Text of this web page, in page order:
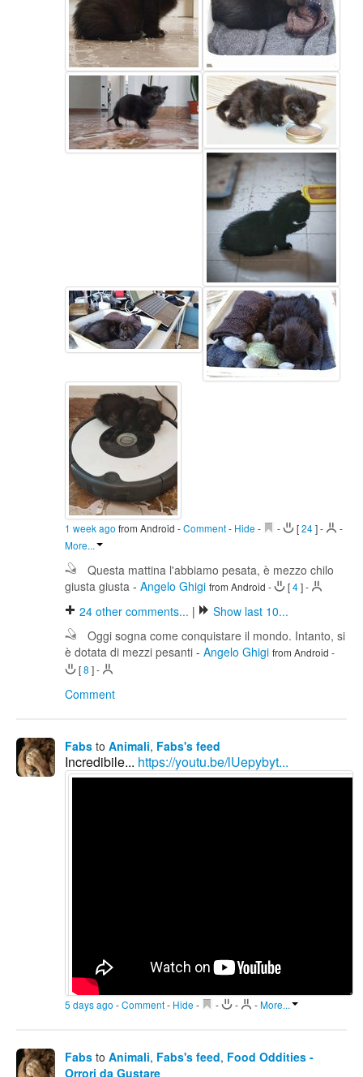
1 week ago from Android -Comment- Hide - - [24]-
-
More...
Questa mattina l'abbiamo pesata, è mezzo chilo
giusta giusta - Angelo Ghigi from Android - [4]-
24 other comments... |
Show last 10...
Oggi sogna come conquistare il mondo. Intanto, si
è dotata di mezzi pesanti - Angelo Ghigi from Android -
[8 ]-
Comment
Fabs to Animali, Fabs's feed
Incredibile... https://youtu.be/lUepybyt...
5 days ago -Comment- Hide - - - -More...
Fabs to Animali, Fabs's feed, Food Oddities -
Orrori da Gustare